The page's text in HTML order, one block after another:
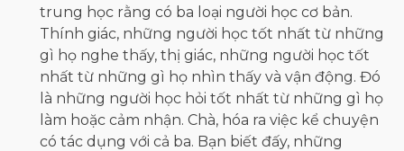
trung học rằng có ba loại người học cơ bản.
Thính giác, những người học tốt nhất từ những
gì họ nghe thấy, thị giác, những người học tốt
nhất từ những gì họ nhìn thấy và vận động. Đó
là những người học hỏi tốt nhất từ những gì họ
làm hoặc cảm nhận. Chà, hóa ra việc kể chuyện
có tác dụng với cả ba. Bạn biết đấy, những